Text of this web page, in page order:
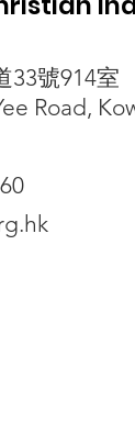
33號914室
Road,